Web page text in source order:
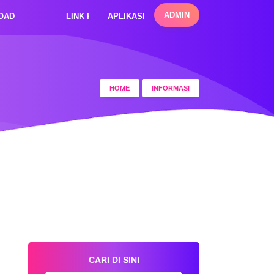
ADMIN
LINK PENTING APLIKASI
HOME INFORMASI
CARI DI SINI